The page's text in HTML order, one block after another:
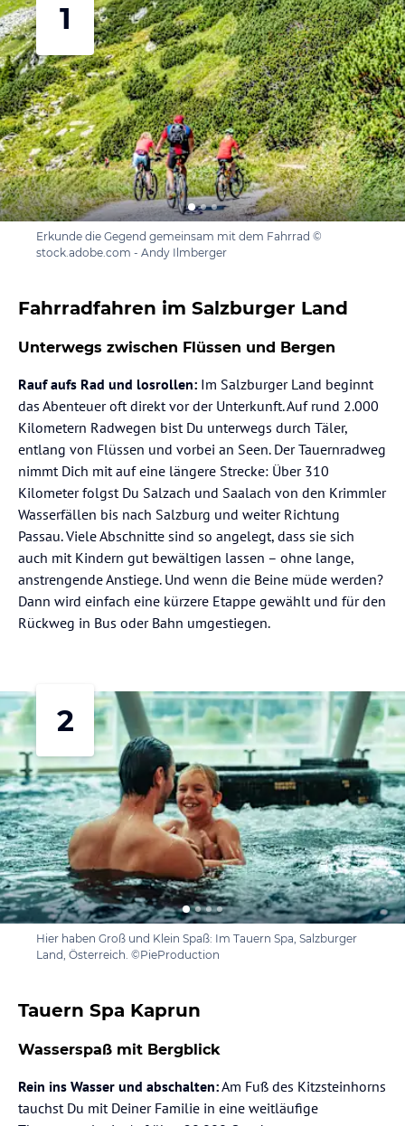
1
Erkunde die Gegend gemeinsam mit dem Fahrrad ©
stock.adobe.com - Andy Ilmberger
Fahrradfahren im Salzburger Land
Unterwegs zwischen Flüssen und Bergen
Rauf aufs Rad und losrollen: Im Salzburger Land beginnt
das Abenteuer oft direkt vor der Unterkunft. Auf rund 2.000
Kilometern Radwegen bist Du unterwegs durch Täler,
entlang von Flüssen und vorbei an Seen. Der Tauernradweg
nimmt Dich mit auf eine längere Strecke: Über 310
Kilometer folgst Du Salzach und Saalach von den Krimmler
Wasserfällen bis nach Salzburg und weiter Richtung
Passau. Viele Abschnitte sind so angelegt, dass sie sich
auch mit Kindern gut bewältigen lassen – ohne lange,
anstrengende Anstiege. Und wenn die Beine müde werden?
Dann wird einfach eine kürzere Etappe gewählt und für den
Rückweg in Bus oder Bahn umgestiegen.
2
Hier haben Groß und Klein Spaß: Im Tauern Spa, Salzburger
Land, Österreich. ©PieProduction
Tauern Spa Kaprun
Wasserspaß mit Bergblick
Rein ins Wasser und abschalten:Am Fuß des Kitzsteinhorns
tauchst Du mit Deiner Familie in eine weitläufige